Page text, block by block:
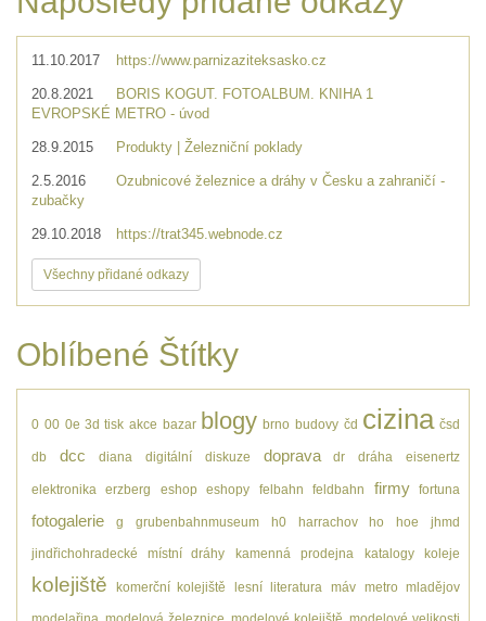
11.10.2017 https://www.parnizaziteksasko.cz
20.8.2021
BORIS KOGUT. FOTOALBUM. KNIHA 1
EVROPSKÉ METRO - úvod
28.9.2015 Produkty | Železniční poklady
2.5.2016
Ozubnicové železnice a dráhy v Česku a zahraničí -
zubačky
29.10.2018 https://trat345.webnode.cz
Všechny přidané odkazy
Oblíbené Štítky
0 00 0e 3d tisk akce bazar blogy brno budovy čd cizina čsd
db dcc diana digitální diskuze doprava dr dráha eisenertz
elektronika erzberg eshop eshopy felbahn feldbahn firmy fortuna
fotogalerie g grubenbahnmuseum h0 harrachov ho hoe jhmd
jindřichohradecké místní dráhy kamenná prodejna katalogy koleje
kolejiště komerční kolejiště lesní literatura máv metro mladějov